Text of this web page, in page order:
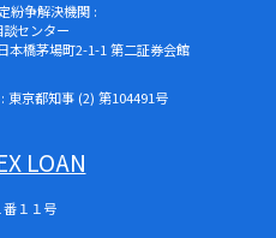
紛争解決機関 :
センター
本橋茅場町2-1-1 第二証券会館
東京都知事 (2) 第104491号
LOAN
１１号